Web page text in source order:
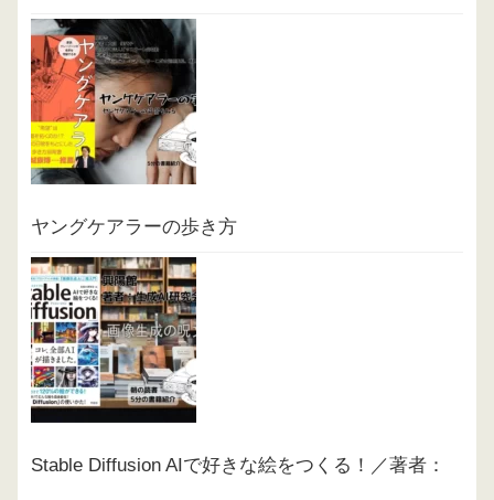
ヤングケアラーの歩き方
Stable Diffusion AIで好きな絵をつくる！／著者：